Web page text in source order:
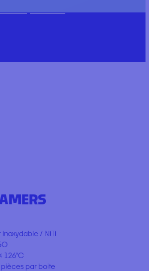
inoxydable / NiTi
126°C
par boite